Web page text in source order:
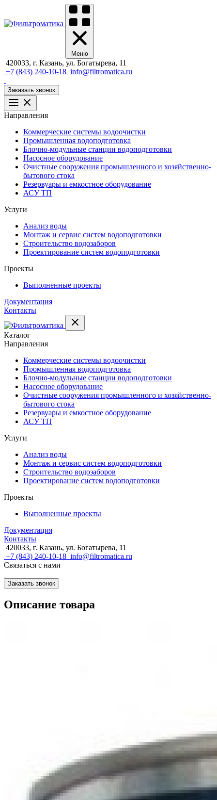
Меню
420033, г. Казань, ул. Богатырева, 11
+7 (843) 240-10-18 info@filtromatica.ru
Заказать звонок
Направления
Коммерческие системы водоочистки
Промышленная водоподготовка
Блочно-модульные станции водоподготовки
Насосное оборудование
Очистные сооружения промышленного и хозяйственно-
бытового стока
Резервуары и емкостное оборудование
АСУ ТП
Услуги
Анализ воды
Монтаж и сервис систем водоподготовки
Строительство водозаборов
Проектирование систем водоподготовки
Проекты
Выполненные проекты
Документация
Контакты
Каталог
Направления
Коммерческие системы водоочистки
Промышленная водоподготовка
Блочно-модульные станции водоподготовки
Насосное оборудование
Очистные сооружения промышленного и хозяйственно-
бытового стока
Резервуары и емкостное оборудование
АСУ ТП
Услуги
Анализ воды
Монтаж и сервис систем водоподготовки
Строительство водозаборов
Проектирование систем водоподготовки
Проекты
Выполненные проекты
Документация
Контакты
420033, г. Казань, ул. Богатырева, 11
+7 (843) 240-10-18 info@filtromatica.ru
Связаться с нами
Заказать звонок
Описание товара